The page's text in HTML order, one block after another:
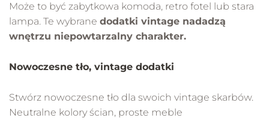
Może to być zabytkowa komoda, retro fotel lub stara
lampa. Te wybrane dodatki vintage nadadzą
wnętrzu niepowtarzalny charakter.
Nowoczesne tło, vintage dodatki
Stwórz nowoczesne tło dla swoich vintage skarbów.
Neutralne kolory ścian, proste meble